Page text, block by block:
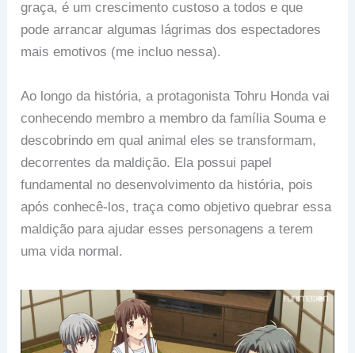
graça, é um crescimento custoso a todos e que
pode arrancar algumas lágrimas dos espectadores
mais emotivos (me incluo nessa).
Ao longo da história, a protagonista Tohru Honda vai
conhecendo membro a membro da família Souma e
descobrindo em qual animal eles se transformam,
decorrentes da maldição. Ela possui papel
fundamental no desenvolvimento da história, pois
após conhecê-los, traça como objetivo quebrar essa
maldição para ajudar esses personagens a terem
uma vida normal.